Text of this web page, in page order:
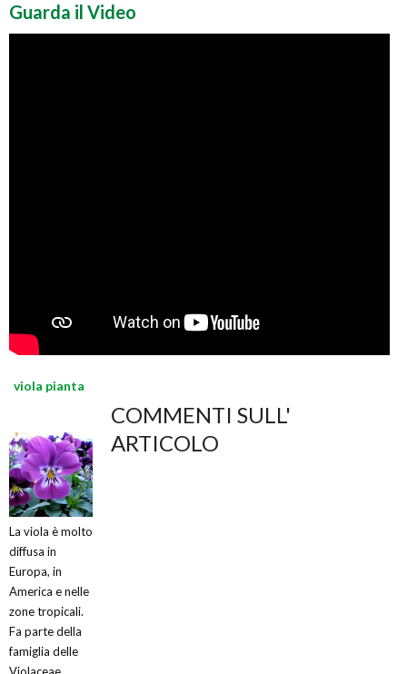
Guarda il Video
viola pianta
La viola è molto
diffusa in
Europa, in
America e nelle
zone tropicali.
Fa parte della
famiglia delle
Violaceae,
COMMENTI SULL'
ARTICOLO